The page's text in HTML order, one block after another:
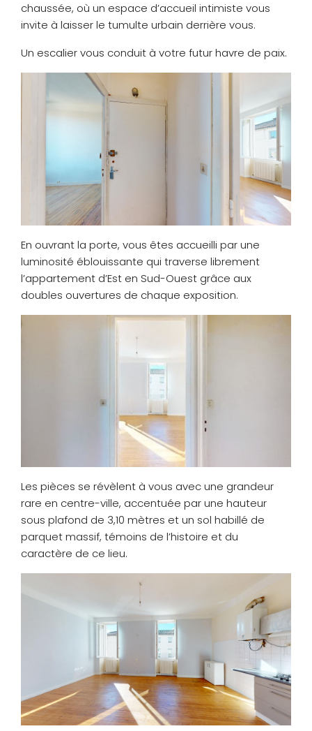
chaussée, où un espace d’accueil intimiste vous
invite à laisser le tumulte urbain derrière vous.
Un escalier vous conduit à votre futur havre de paix.
En ouvrant la porte, vous êtes accueilli par une
luminosité éblouissante qui traverse librement
l’appartement d’Est en Sud-Ouest grâce aux
doubles ouvertures de chaque exposition.
Les pièces se révèlent à vous avec une grandeur
rare en centre-ville, accentuée par une hauteur
sous plafond de 3,10 mètres et un sol habillé de
parquet massif, témoins de l’histoire et du
caractère de ce lieu.